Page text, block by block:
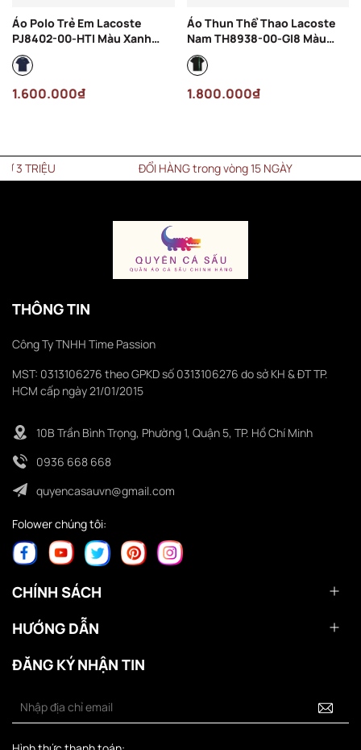
Áo Polo Trẻ Em Lacoste
PJ8402-00-HTI Màu Xanh
Navy
1.600.000₫
Áo Thun Thể Thao Lacoste
Nam TH8938-00-GI8 Màu
Đen
1.800.000₫
ĐỔI HÀNG trong vòng 15 NGÀY
THÔNG TIN
Công Ty TNHH Time Passion
MST: 0313106276 theo GPKD số 0313106276 do sở KH & ĐT TP.
HCM cấp ngày 21/01/2015
10B Trần Bình Trọng, Phường 1, Quận 5, TP. Hồ Chí Minh
0936 668 668
quyencasauvn@gmail.com
Folower chúng tôi:
CHÍNH SÁCH
HƯỚNG DẪN
ĐĂNG KÝ NHẬN TIN